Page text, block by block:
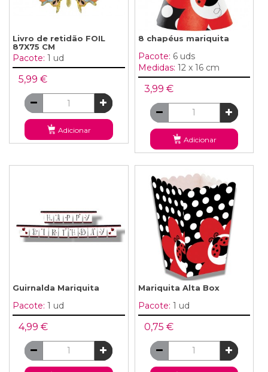
Livro de retidão FOIL
87X75 CM
Pacote: 1 ud
5,99 €
Adicionar
8 chapéus mariquita
Pacote: 6 uds
Medidas: 12 x 16 cm
3,99 €
Adicionar
Guirnalda Mariquita
Pacote: 1 ud
4,99 €
Mariquita Alta Box
Pacote: 1 ud
0,75 €